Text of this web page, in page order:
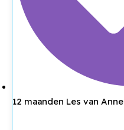
12 maanden Les van Anne